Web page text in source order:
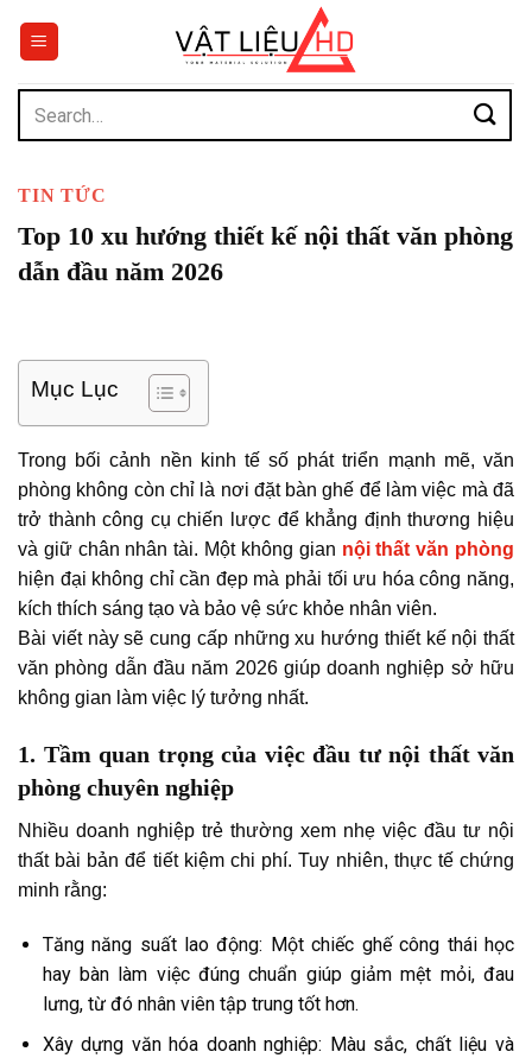
dung
for:
TIN TỨC
Top 10 xu hướng thiết kế nội thất văn phòng
dẫn đầu năm 2026
Mục Lục
Trong bối cảnh nền kinh tế số phát triển mạnh mẽ, văn
phòng không còn chỉ là nơi đặt bàn ghế để làm việc mà đã
trở thành công cụ chiến lược để khẳng định thương hiệu
và giữ chân nhân tài. Một không gian nội thất văn phòng
hiện đại không chỉ cần đẹp mà phải tối ưu hóa công năng,
kích thích sáng tạo và bảo vệ sức khỏe nhân viên.
Bài viết này sẽ cung cấp những xu hướng thiết kế nội thất
văn phòng dẫn đầu năm 2026 giúp doanh nghiệp sở hữu
không gian làm việc lý tưởng nhất.
1. Tầm quan trọng của việc đầu tư nội thất văn
phòng chuyên nghiệp
Nhiều doanh nghiệp trẻ thường xem nhẹ việc đầu tư nội
thất bài bản để tiết kiệm chi phí. Tuy nhiên, thực tế chứng
minh rằng:
Tăng năng suất lao động: Một chiếc ghế công thái học
hay bàn làm việc đúng chuẩn giúp giảm mệt mỏi, đau
lưng, từ đó nhân viên tập trung tốt hơn.
Xây dựng văn hóa doanh nghiệp: Màu sắc, chất liệu và